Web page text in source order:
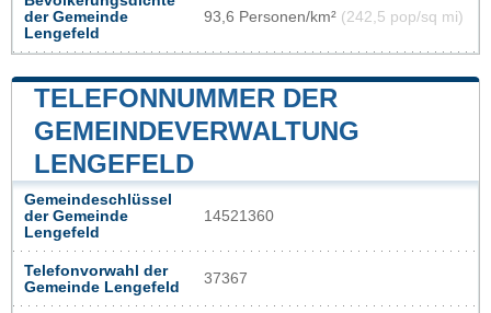
der Gemeinde
Lengefeld
93,6 Personen/km² (242,5 pop/sq mi)
TELEFONNUMMER DER
GEMEINDEVERWALTUNG
LENGEFELD
Gemeindeschlüssel
der Gemeinde
Lengefeld
14521360
Telefonvorwahl der
Gemeinde Lengefeld
37367